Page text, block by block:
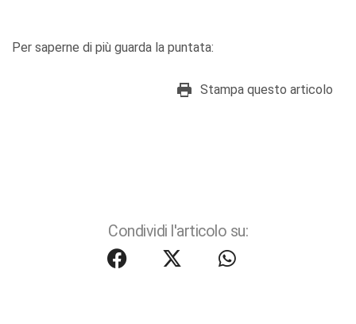
Per saperne di più guarda la puntata:
Stampa questo articolo
Condividi l'articolo su: